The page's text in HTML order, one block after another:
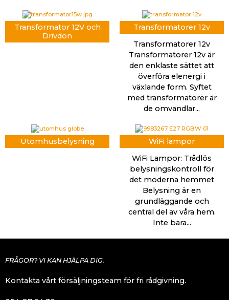
Transformator 12V och
Drivdon
Transformatorer 12v
Transformatorer 12v
Transformatorer 12v är
den enklaste sättet att
överföra elenergi i
växlande form. Syftet
med transformatorer är
de omvandlar...
Utomhusbelysning
WiFi lampor
WiFi Lampor: Trådlös
belysningskontroll för
det moderna hemmet
Belysning är en
grundläggande och
central del av våra hem.
Inte bara...
FRÅGOR? VI KAN HJÄLPA DIG.
Kontakta vårt försäljningsteam för fri rådgivning.